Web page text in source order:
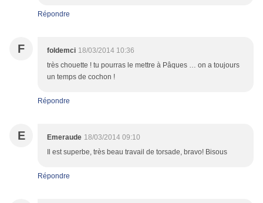
Répondre
F foldemci 18/03/2014 10:36
très chouette ! tu pourras le mettre à Pâques … on a toujours
un temps de cochon !
Répondre
E Emeraude 18/03/2014 09:10
Il est superbe, très beau travail de torsade, bravo! Bisous
Répondre